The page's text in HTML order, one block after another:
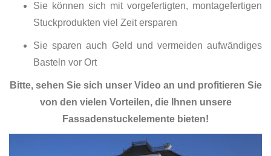
Sie können sich mit vorgefertigten, montagefertigen
Stuckprodukten viel Zeit ersparen
Sie sparen auch Geld und vermeiden aufwändiges
Basteln vor Ort
Bitte, sehen Sie sich unser Video an und profitieren Sie
von den vielen Vorteilen, die Ihnen unsere
Fassadenstuckelemente bieten!